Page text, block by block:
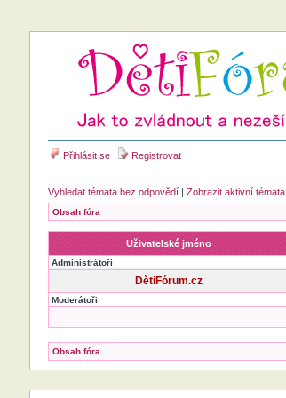
Přihlásit se Registrovat
Vyhledat témata bez odpovědí| Zobrazit aktivní témata
Obsah fóra
Uživatelské jméno
Administrátoři
DětiFórum.cz
Moderátoři
Obsah fóra